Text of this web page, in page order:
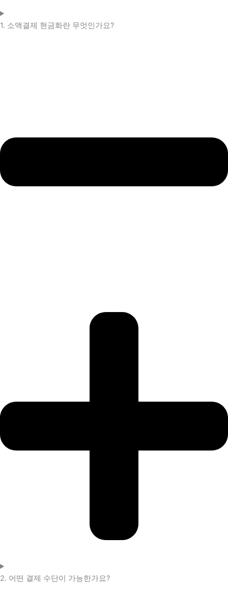
1. 소액결제 현금화란 무엇인가요?
2. 어떤 결제 수단이 가능한가요?